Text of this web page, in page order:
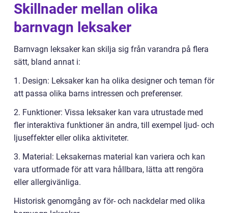
Skillnader mellan olika
barnvagn leksaker
Barnvagn leksaker kan skilja sig från varandra på flera
sätt, bland annat i:
1. Design: Leksaker kan ha olika designer och teman för
att passa olika barns intressen och preferenser.
2. Funktioner: Vissa leksaker kan vara utrustade med
fler interaktiva funktioner än andra, till exempel ljud- och
ljuseffekter eller olika aktiviteter.
3. Material: Leksakernas material kan variera och kan
vara utformade för att vara hållbara, lätta att rengöra
eller allergivänliga.
Historisk genomgång av för- och nackdelar med olika